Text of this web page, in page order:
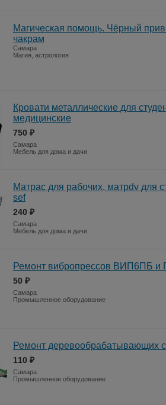
Магическая помощь. Чёрный
чакрам
Самара
Магия, астрология
Кровати металлические для
медицинские
750 ₽
Самара
Мебель для дома и дачи
Матрас для рабочих, матрdv для
sef
240 ₽
Самара
Мебель для дома и дачи
Ремонт вибропрессов ВИП6ПБ и
50 ₽
Самара
Промышленное оборудование
Ремонт деревообрабатывающих
110 ₽
Самара
Промышленное оборудование